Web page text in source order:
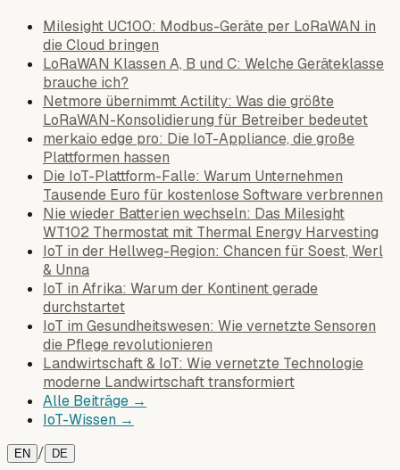
Milesight UC100: Modbus-Geräte per LoRaWAN in
die Cloud bringen
LoRaWAN Klassen A, B und C: Welche Geräteklasse
brauche ich?
Netmore übernimmt Actility: Was die größte
LoRaWAN-Konsolidierung für Betreiber bedeutet
merkaio edge pro: Die IoT-Appliance, die große
Plattformen hassen
Die IoT-Plattform-Falle: Warum Unternehmen
Tausende Euro für kostenlose Software verbrennen
Nie wieder Batterien wechseln: Das Milesight
WT102 Thermostat mit Thermal Energy Harvesting
IoT in der Hellweg-Region: Chancen für Soest, Werl
& Unna
IoT in Afrika: Warum der Kontinent gerade
durchstartet
IoT im Gesundheitswesen: Wie vernetzte Sensoren
die Pflege revolutionieren
Landwirtschaft & IoT: Wie vernetzte Technologie
moderne Landwirtschaft transformiert
Alle Beiträge →
IoT-Wissen →
EN / DE